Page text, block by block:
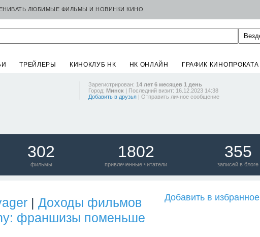
ЛЮБИМЫЕ ФИЛЬМЫ И НОВИНКИ КИНО
ТРЕЙЛЕРЫ КИНОКЛУБ НК НК ОНЛАЙН ГРАФИК КИНОПРОКАТА
Зарегистрирован: 14 лет 6 месяцев 1 день
Город: Минск | Последний визит: 16.12.2023 14:38
Добавить в друзья | Отправить личное сообщение
302
фильмы
1802
привлеченные читатели
355
записей в блоге
Добавить в избранное
| Доходы фильмов
франшизы поменьше